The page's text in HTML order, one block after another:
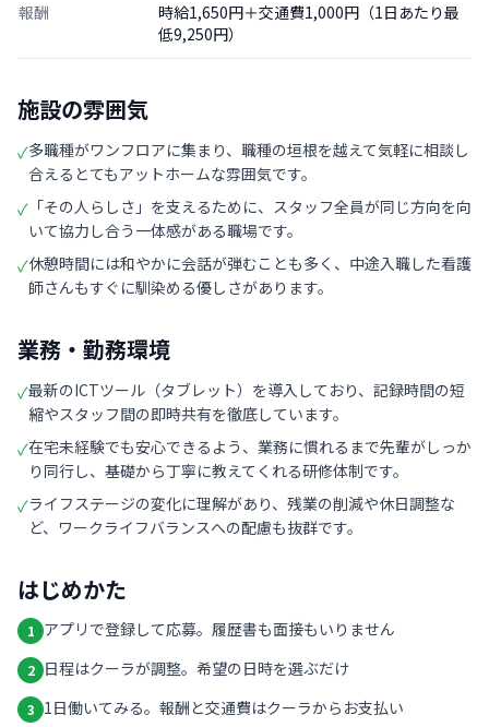
報酬
時給1,650円＋交通費1,000円（1日あたり最
低9,250円）
施設の雰囲気
✓多職種がワンフロアに集まり、職種の垣根を越えて気軽に相談し
合えるとてもアットホームな雰囲気です。
✓ 「その人らしさ」を支えるために、スタッフ全員が同じ方向を向
いて協力し合う一体感がある職場です。
✓休憩時間には和やかに会話が弾むことも多く、中途入職した看護
師さんもすぐに馴染める優しさがあります。
業務・勤務環境
✓最新のICTツール（タブレット）を導入しており、記録時間の短
縮やスタッフ間の即時共有を徹底しています。
✓在宅未経験でも安心できるよう、業務に慣れるまで先輩がしっか
り同行し、基礎から丁寧に教えてくれる研修体制です。
✓ライフステージの変化に理解があり、残業の削減や休日調整な
ど、ワークライフバランスへの配慮も抜群です。
はじめかた
1 アプリで登録して応募。履歴書も面接もいりません
2 日程はクーラが調整。希望の日時を選ぶだけ
3 1日働いてみる。報酬と交通費はクーラからお支払い